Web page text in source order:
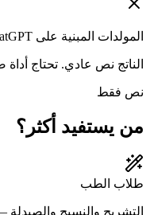
المولدات المبنية على ChatGPT
الناتج نص عادي. تحتاج
نص فقط
من يستفيد أكثر؟
طلاب الطب
التشريح والنسيج